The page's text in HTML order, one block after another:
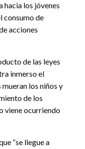
hacia los jóvenes
consumo de
acciones
de las leyes
inmerso el
los niños y
de los
viene ocurriendo
“se llegue a